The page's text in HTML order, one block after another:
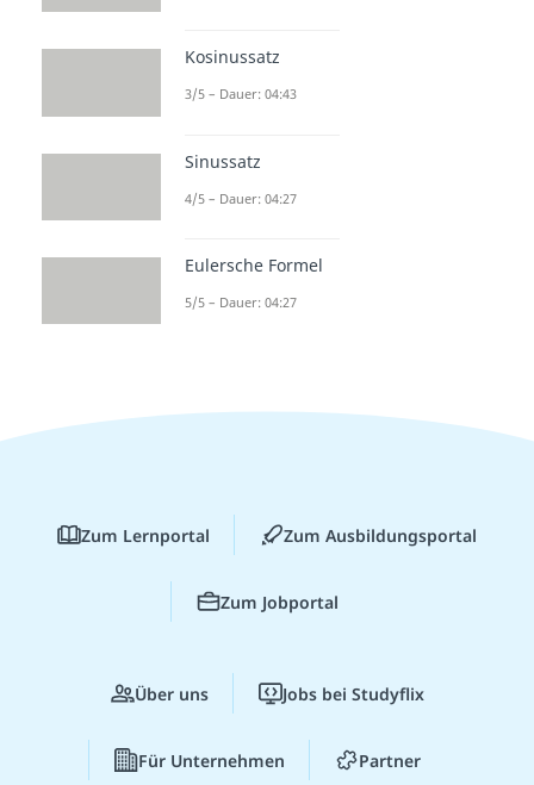
Kosinussatz
3/5 – Dauer: 04:43
Sinussatz
4/5 – Dauer: 04:27
Eulersche Formel
5/5 – Dauer: 04:27
Zum Lernportal Zum Ausbildungsportal
Zum Jobportal
Über uns Jobs bei Studyflix
Für Unternehmen Partner